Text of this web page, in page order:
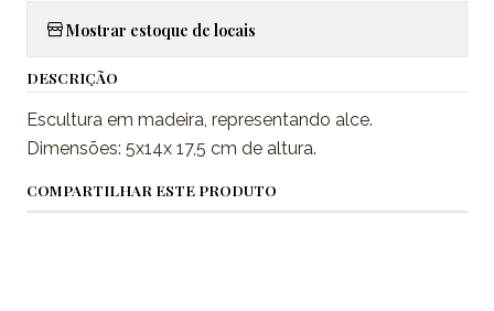
Mostrar estoque de locais
DESCRIÇÃO
Escultura em madeira, representando alce.
Dimensões: 5x14x 17,5 cm de altura.
COMPARTILHAR ESTE PRODUTO